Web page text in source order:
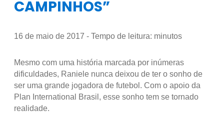
CAMPINHOS”
16 de maio de 2017 - Tempo de leitura: minutos
Mesmo com uma história marcada por inúmeras
dificuldades, Raniele nunca deixou de ter o sonho de
ser uma grande jogadora de futebol. Com o apoio da
Plan International Brasil, esse sonho tem se tornado
realidade.